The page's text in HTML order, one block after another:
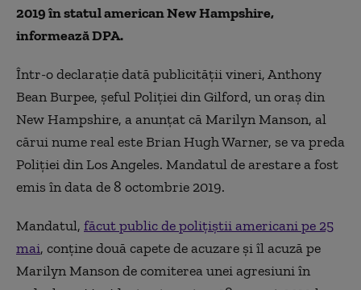
2019 în statul american New Hampshire,
informează DPA.
Într-o declaraţie dată publicităţii vineri, Anthony
Bean Burpee, şeful Poliţiei din Gilford, un oraş din
New Hampshire, a anunţat că Marilyn Manson, al
cărui nume real este Brian Hugh Warner, se va preda
Poliţiei din Los Angeles. Mandatul de arestare a fost
emis în data de 8 octombrie 2019.
Mandatul, făcut public de poliţiştii americani pe 25
mai, conţine două capete de acuzare şi îl acuză pe
Marilyn Manson de comiterea unei agresiuni în